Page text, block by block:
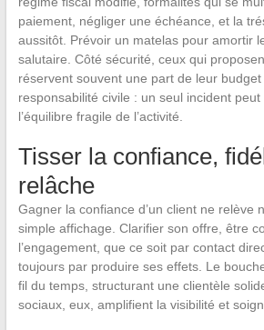
paiement, négliger une échéance, et la
aussitôt. Prévoir un matelas pour amortir
salutaire. Côté sécurité, ceux qui
réservent souvent une part de leur
responsabilité civile : un seul incident
l’équilibre fragile de l’activité.
Tisser la confiance,
relâche
Gagner la confiance d’un client ne relève
simple affichage. Clarifier son offre, être
l’engagement, que ce soit par contact
toujours par produire ses effets. Le
fil du temps, structurant une clientèle
sociaux, eux, amplifient la visibilité et